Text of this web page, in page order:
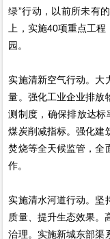
绿”行动，以前所未有
上，实施40项重点工
园。
实施清新空气行动。大
量。强化工业企业排放
测制度，确保排放达
煤炭削减指标。强化建
焚烧等全天候监管，全
作。
实施清水河道行动。坚
质量、提升生态效果。
治理。实施新城东部渠